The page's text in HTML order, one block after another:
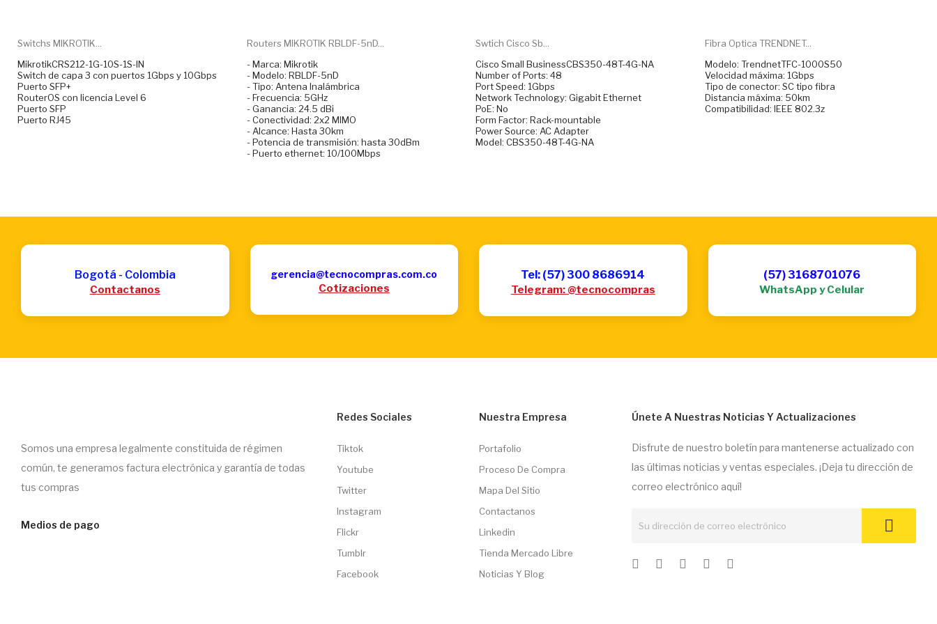
Switchs MIKROTIK...
MikrotikCRS212-1G-10S-1S-IN
Switch de capa 3 con puertos 1Gbps y 10Gbps
Puerto SFP+
RouterOS con licencia Level 6
Puerto SFP
Puerto RJ45
Routers MIKROTIK RBLDF-5nD...
- Marca: Mikrotik
- Modelo: RBLDF-5nD
- Tipo: Antena Inalámbrica
- Frecuencia: 5GHz
- Ganancia: 24.5 dBi
- Conectividad: 2x2 MIMO
- Alcance: Hasta 30km
- Potencia de transmisión: hasta 30dBm
- Puerto ethernet: 10/100Mbps
Swtich Cisco Sb...
Cisco Small BusinessCBS350-48T-4G-NA
Number of Ports: 48
Port Speed: 1Gbps
Network Technology: Gigabit Ethernet
PoE: No
Form Factor: Rack-mountable
Power Source: AC Adapter
Model: CBS350-48T-4G-NA
Fibra Optica TRENDNET...
Modelo: TrendnetTFC-1000S50
Velocidad máxima: 1Gbps
Tipo de conector: SC tipo fibra
Distancia máxima: 50km
Compatibilidad: IEEE 802.3z
Bogotá - Colombia
Contactanos
gerencia@tecnocompras.com.co
Cotizaciones
Tel: (57) 300 8686914
Telegram: @tecnocompras
(57) 3168701076
WhatsApp y Celular
Somos una empresa legalmente constituida de régimen
común, te generamos factura electrónica y garantía de todas
tus compras
Medios de pago
Redes Sociales
Tiktok
Youtube
Twitter
Instagram
Flickr
Tumblr
Facebook
Nuestra Empresa
Portafolio
Proceso De Compra
Mapa Del Sitio
Contactanos
Linkedin
Tienda Mercado Libre
Noticias Y Blog
Únete A Nuestras Noticias Y Actualizaciones
Disfrute de nuestro boletín para mantenerse actualizado con
las últimas noticias y ventas especiales. ¡Deja tu dirección de
correo electrónico aquí!